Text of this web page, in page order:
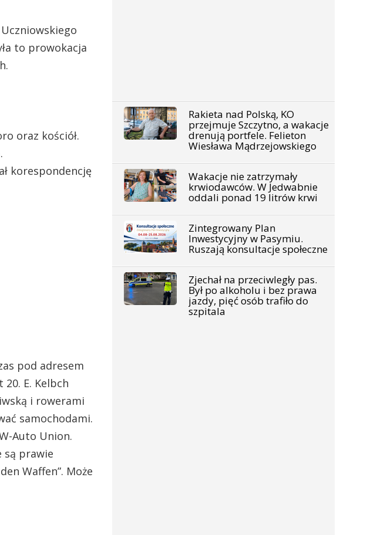
to prowokacja
oraz kościół.
korespondencję
pod adresem
E. Kelbch
i rowerami
samochodami.
Auto Union.
są prawie
Waffen”. Może
Rakieta nad Polską, KO
przejmuje Szczytno, a wakacje
drenują portfele. Felieton
Wiesława Mądrzejowskiego
Wakacje nie zatrzymały
krwiodawców. W Jedwabnie
oddali ponad 19 litrów krwi
Zintegrowany Plan
Inwestycyjny w Pasymiu.
Ruszają konsultacje społeczne
Zjechał na przeciwległy pas.
Był po alkoholu i bez prawa
jazdy, pięć osób trafiło do
szpitala